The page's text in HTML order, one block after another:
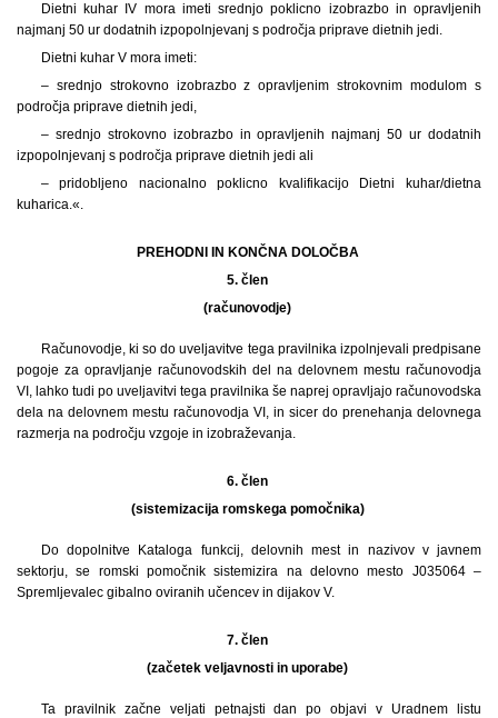
Dietni kuhar IV mora imeti srednjo poklicno izobrazbo in opravljenih
najmanj 50 ur dodatnih izpopolnjevanj s področja priprave dietnih jedi.
Dietni kuhar V mora imeti:
– srednjo strokovno izobrazbo z opravljenim strokovnim modulom s
področja priprave dietnih jedi,
– srednjo strokovno izobrazbo in opravljenih najmanj 50 ur dodatnih
izpopolnjevanj s področja priprave dietnih jedi ali
– pridobljeno nacionalno poklicno kvalifikacijo Dietni kuhar/dietna
kuharica.«.
PREHODNI IN KONČNA DOLOČBA
5. člen
(računovodje)
Računovodje, ki so do uveljavitve tega pravilnika izpolnjevali predpisane
pogoje za opravljanje računovodskih del na delovnem mestu računovodja
VI, lahko tudi po uveljavitvi tega pravilnika še naprej opravljajo računovodska
dela na delovnem mestu računovodja VI, in sicer do prenehanja delovnega
razmerja na področju vzgoje in izobraževanja.
6. člen
(sistemizacija romskega pomočnika)
Do dopolnitve Kataloga funkcij, delovnih mest in nazivov v javnem
sektorju, se romski pomočnik sistemizira na delovno mesto J035064 –
Spremljevalec gibalno oviranih učencev in dijakov V.
7. člen
(začetek veljavnosti in uporabe)
Ta pravilnik začne veljati petnajsti dan po objavi v Uradnem listu